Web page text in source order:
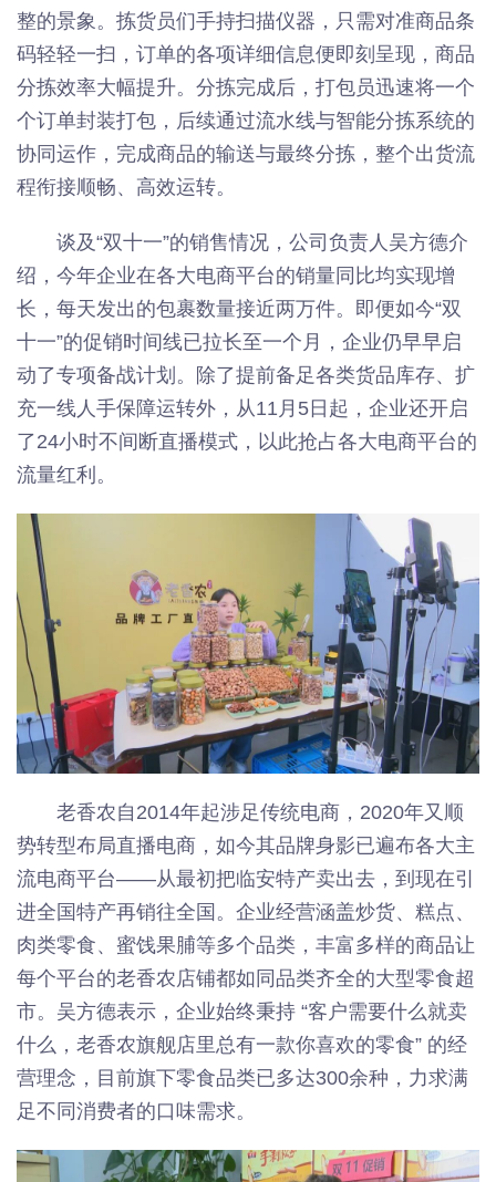
整的景象。拣货员们手持扫描仪器，只需对准商品条
码轻轻一扫，订单的各项详细信息便即刻呈现，商品
分拣效率大幅提升。分拣完成后，打包员迅速将一个
个订单封装打包，后续通过流水线与智能分拣系统的
协同运作，完成商品的输送与最终分拣，整个出货流
程衔接顺畅、高效运转。
谈及“双十一”的销售情况，公司负责人吴方德介
绍，今年企业在各大电商平台的销量同比均实现增
长，每天发出的包裹数量接近两万件。即便如今“双
十一”的促销时间线已拉长至一个月，企业仍早早启
动了专项备战计划。除了提前备足各类货品库存、扩
充一线人手保障运转外，从11月5日起，企业还开启
了24小时不间断直播模式，以此抢占各大电商平台的
流量红利。
老香农自2014年起涉足传统电商，2020年又顺
势转型布局直播电商，如今其品牌身影已遍布各大主
流电商平台——从最初把临安特产卖出去，到现在引
进全国特产再销往全国。企业经营涵盖炒货、糕点、
肉类零食、蜜饯果脯等多个品类，丰富多样的商品让
每个平台的老香农店铺都如同品类齐全的大型零食超
市。吴方德表示，企业始终秉持 “客户需要什么就卖
什么，老香农旗舰店里总有一款你喜欢的零食” 的经
营理念，目前旗下零食品类已多达300余种，力求满
足不同消费者的口味需求。